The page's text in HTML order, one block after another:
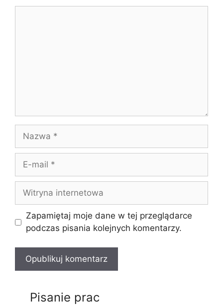
Nazwa
Witryna
internetowa
Zapamiętaj moje dane w tej przeglądarce
podczas pisania kolejnych komentarzy.
Pisanie prac